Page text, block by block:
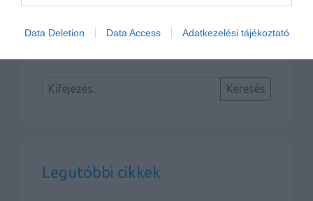
Data Deletion Data Access Adatkezelési tájékoztató
Hamarosan újraéled a legnagyobb
Legutóbbi cikkek